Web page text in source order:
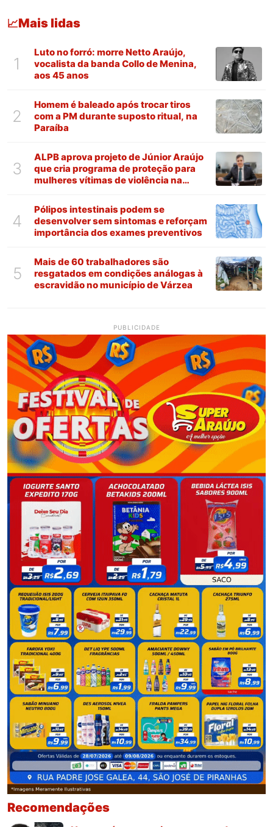
📈Mais lidas
1
Luto no forró: morre Netto Araújo,
vocalista da banda Collo de Menina,
aos 45 anos
2
Homem é baleado após trocar tiros
com a PM durante suposto ritual, na
Paraíba
3
ALPB aprova projeto de Júnior Araújo
que cria programa de proteção para
mulheres vítimas de violência na
4
Pólipos intestinais podem se
desenvolver sem sintomas e reforçam
importância dos exames preventivos
5
Mais de 60 trabalhadores são
resgatados em condições análogas à
escravidão no município de Várzea
PUBLICIDADE
Recomendações